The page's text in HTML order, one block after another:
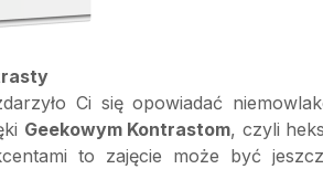
Ci się opowiadać
Geekowym Kontrastom, czyli
to zajęcie może być